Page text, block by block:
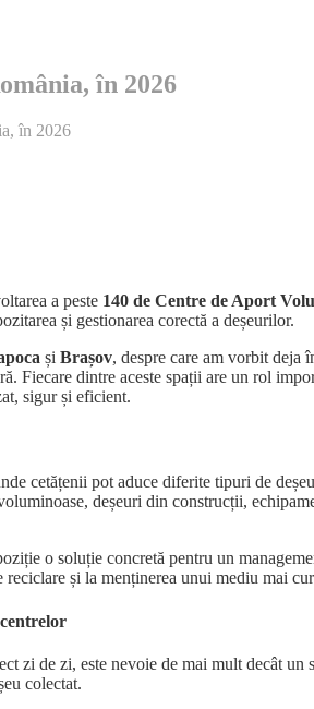
în 2026
în 2026
a peste 140 de Centre de Aport
și gestionarea corectă a deșeurilor.
și Brașov, despre care am vorbit deja
Fiecare dintre aceste spații are un rol
sigur și eficient.
cetățenii pot aduce diferite tipuri de
deșeuri din construcții,
o soluție concretă pentru un
și la menținerea unui mediu mai
zi de zi, este nevoie de mai mult decât un
colectat.